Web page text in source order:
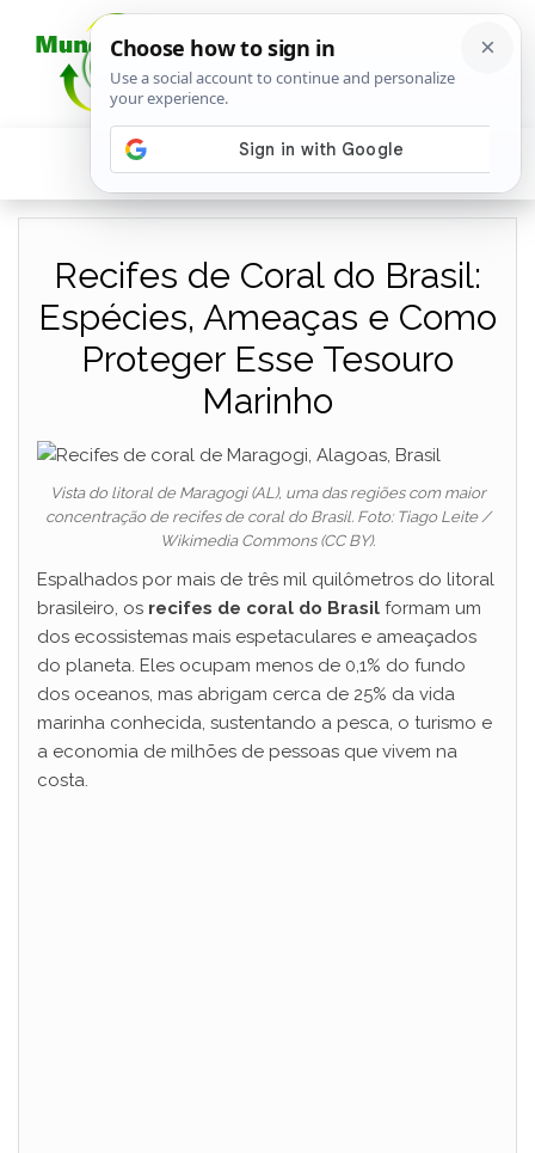
Recifes de Coral do Brasil:
Espécies, Ameaças e Como
Proteger Esse Tesouro
Marinho
Vista do litoral de Maragogi (AL), uma das regiões com maior
concentração de recifes de coral do Brasil. Foto: Tiago Leite /
Wikimedia Commons (CC BY).
Espalhados por mais de três mil quilômetros do litoral
brasileiro, os recifes de coral do Brasil formam um
dos ecossistemas mais espetaculares e ameaçados
do planeta. Eles ocupam menos de 0,1% do fundo
dos oceanos, mas abrigam cerca de 25% da vida
marinha conhecida, sustentando a pesca, o turismo e
a economia de milhões de pessoas que vivem na
costa.